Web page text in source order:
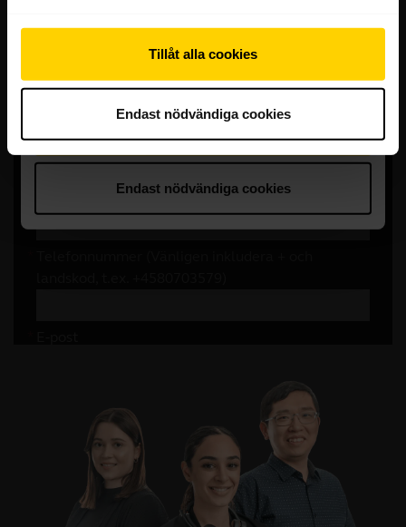
Tillåt alla cookies
Endast nödvändiga cookies